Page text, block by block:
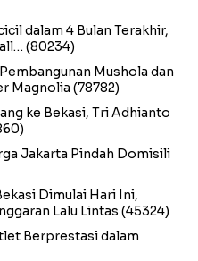
dalam 4 Bulan Terakhir,
(80234)
Mushola dan
Magnolia (78782)
ke Bekasi, Tri Adhianto
Jakarta Pindah Domisili
Dimulai Hari Ini,
Lalu Lintas (45324)
Berprestasi dalam